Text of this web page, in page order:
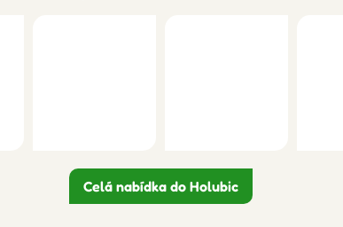
Celá nabídka do Holubic